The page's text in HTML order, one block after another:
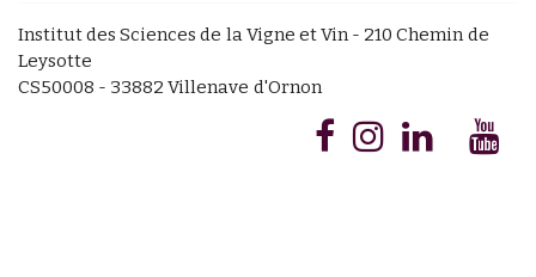
Institut des Sciences de la Vigne et Vin - 210 Chemin de
Leysotte
CS50008 - 33882 Villenave d'Ornon